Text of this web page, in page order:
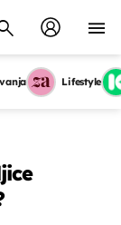
Lifestyle